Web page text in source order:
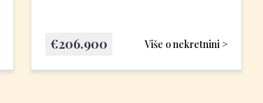
Više o nekretnini >
€206.900